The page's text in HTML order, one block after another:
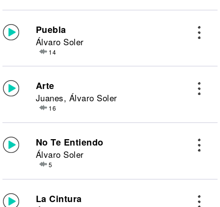
Puebla
Álvaro Soler
14
Arte
Juanes, Álvaro Soler
16
No Te Entiendo
Álvaro Soler
5
La Cintura